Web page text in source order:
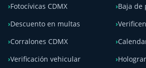
Fotocívicas CDMX
Descuento en multas
Corralones CDMX
Verificación vehicular
Baja de